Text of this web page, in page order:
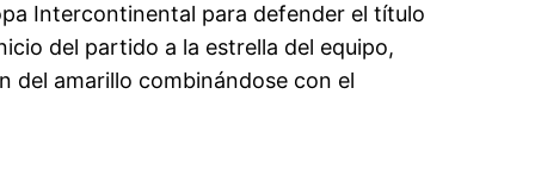
Intercontinental para defender el título
del partido a la estrella del equipo,
del amarillo combinándose con el